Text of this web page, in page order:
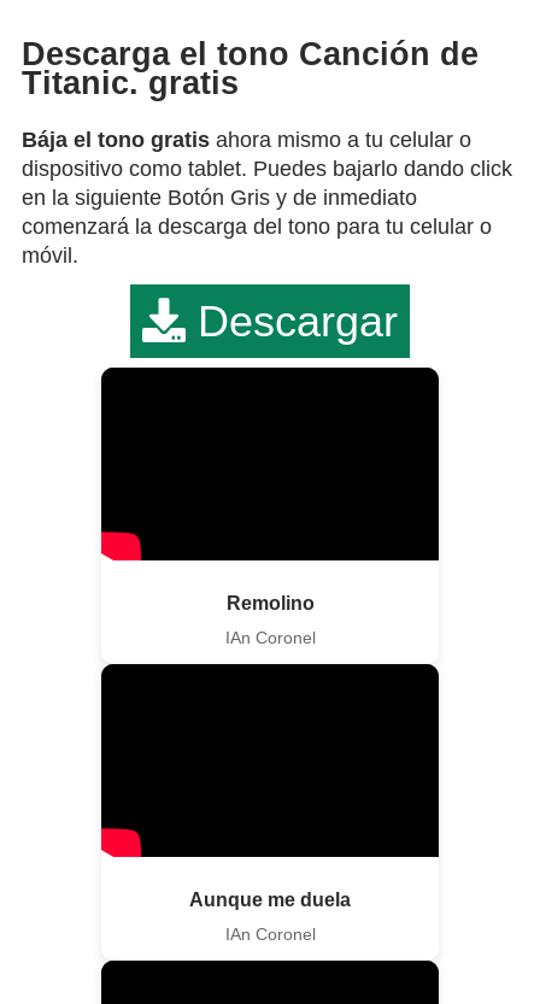
Descarga el tono Canción de
Titanic. gratis
Bája el tono gratis ahora mismo a tu celular o
dispositivo como tablet. Puedes bajarlo dando click
en la siguiente Botón Gris y de inmediato
comenzará la descarga del tono para tu celular o
móvil.
Descargar
Remolino
IAn Coronel
Aunque me duela
IAn Coronel